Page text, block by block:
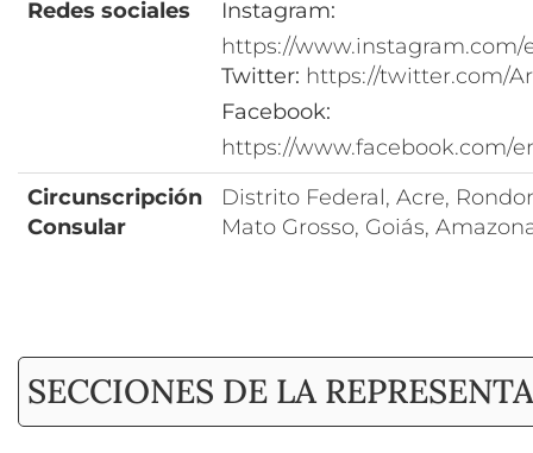
Redes sociales
Instagram:
https://www.instagram.com/
Twitter: https://twitter.com/
Facebook:
https://www.facebook.com/
Circunscripción
Consular
Distrito Federal, Acre,
Mato Grosso, Goiás,
SECCIONES DE LA